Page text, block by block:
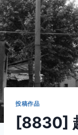
道
LETSFILM
投稿作品
[8830]